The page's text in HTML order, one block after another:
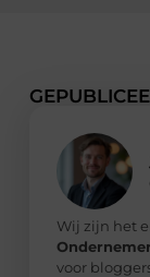
Wij zijn het
voor